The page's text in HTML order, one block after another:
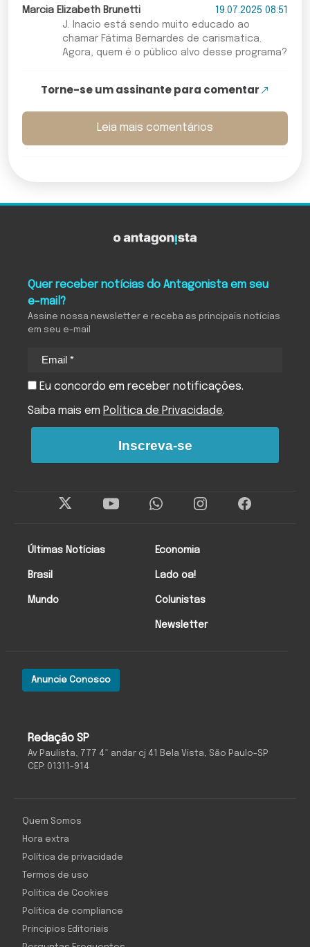
Marcia Elizabeth Brunetti
19.07.2025 08:51
J. Inacio está sendo muito educado ao
chamar Fátima Bernardes de carismatica.
Agora, quem é o público alvo desse programa?
Torne-se um assinante para comentar
Leia mais comentários
Redação SP
Av Paulista, 777 4º andar cj 41 Bela Vista, São Paulo-SP
CEP: 01311-914
Anuncie Conosco
Últimas Notícias
Brasil
Mundo
Economia
Lado oa!
Colunistas
Newsletter
Quer receber notícias do Antagonista em seu
e-mail?
Assine nossa newsletter e receba as principais notícias
em seu e-mail
Eu concordo em receber notificações.
Saiba mais em Política de Privacidade.
Inscreva-se
Quem Somos
Hora extra
Política de privacidade
Termos de uso
Política de Cookies
Política de compliance
Princípios Editoriais